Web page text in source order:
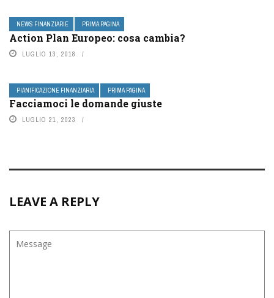
NEWS FINANZIARIE PRIMA PAGINA
Action Plan Europeo: cosa cambia?
LUGLIO 13, 2018
PIANIFICAZIONE FINANZIARIA PRIMA PAGINA
Facciamoci le domande giuste
LUGLIO 21, 2023
LEAVE A REPLY